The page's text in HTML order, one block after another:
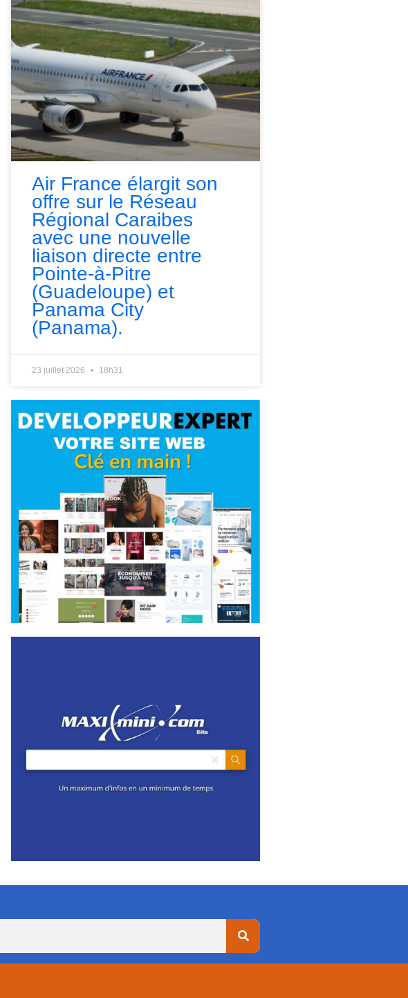
Air France élargit son
offre sur le Réseau
Régional Caraibes
avec une nouvelle
liaison directe entre
Pointe-à-Pitre
(Guadeloupe) et
Panama City
(Panama).
23 juillet 2026 18h31